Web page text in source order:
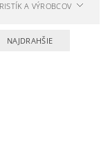
A VÝROBCOV
NAJDRAHŠIE